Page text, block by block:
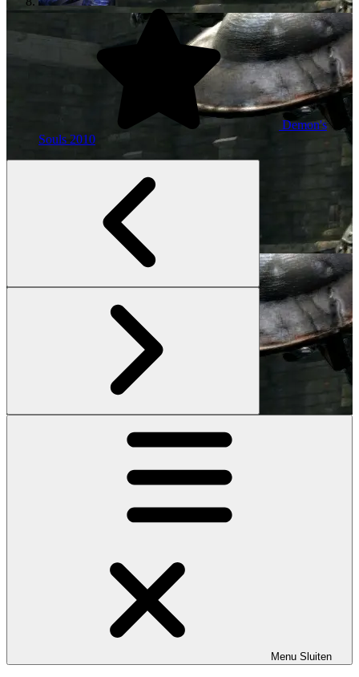
Demon's
Souls 2010
Menu Sluiten